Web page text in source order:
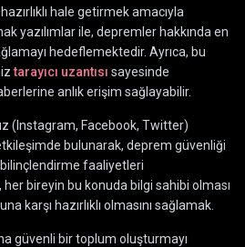
hale getirmek amacıyla
yazılımlar ile, depremler hakkında en
hedeflemektedir. Ayrıca, bu
tarayıcı uzantısı sayesinde
anlık erişim sağlayabilir.
(Instagram, Facebook, Twitter)
bulunarak, deprem güvenliği
bilinçlendirme faaliyetleri
bireyin bu konuda bilgi sahibi olması
karşı hazırlıklı olmasını sağlamak.
güvenli bir toplum oluşturmayı